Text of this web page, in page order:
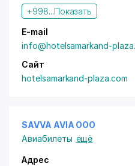
+998...Показать
E-mail
info@hotelsamarkand-
Сайт
hotelsamarkand-plaza.com
SAVVA AVIA ООО
Авиабилеты ещё
Адрес